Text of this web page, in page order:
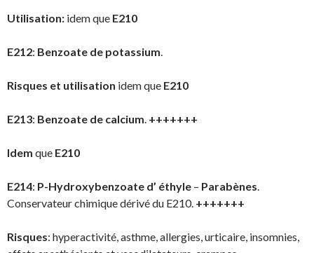
Utilisation: idem que E210
E212: Benzoate de potassium.
Risques et utilisation idem que E210
E213: Benzoate de calcium. +++++++
Idem que E210
E214: P-Hydroxybenzoate d’ éthyle – Parabènes.
Conservateur chimique dérivé du E210. +++++++
Risques: hyperactivité, asthme, allergies, urticaire, insomnies,